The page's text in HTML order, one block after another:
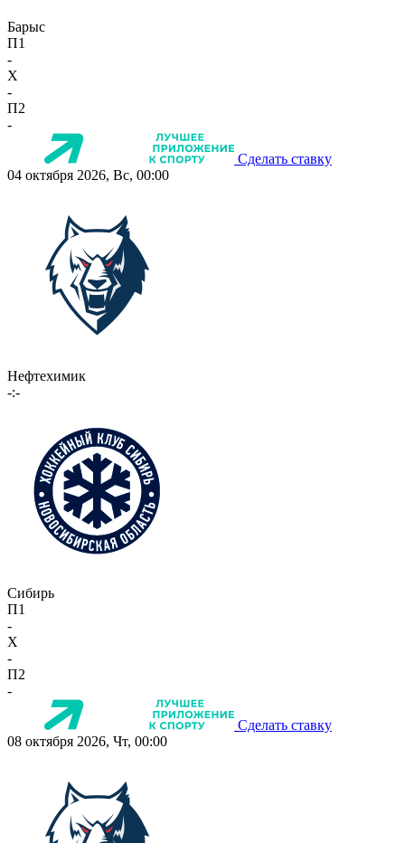
Барыс
П1
-
X
-
П2
-
Сделать ставку
04 октября 2026, Вс, 00:00
Нефтехимик
-:-
Сибирь
П1
-
X
-
П2
-
Сделать ставку
08 октября 2026, Чт, 00:00